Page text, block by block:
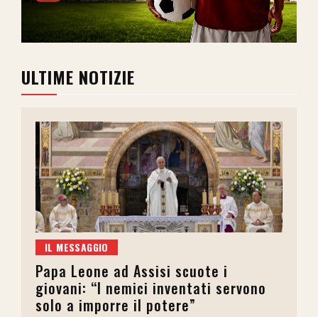
ULTIME NOTIZIE
IL MESSAGGIO
Papa Leone ad Assisi scuote i
giovani: “I nemici inventati servono
solo a imporre il potere”